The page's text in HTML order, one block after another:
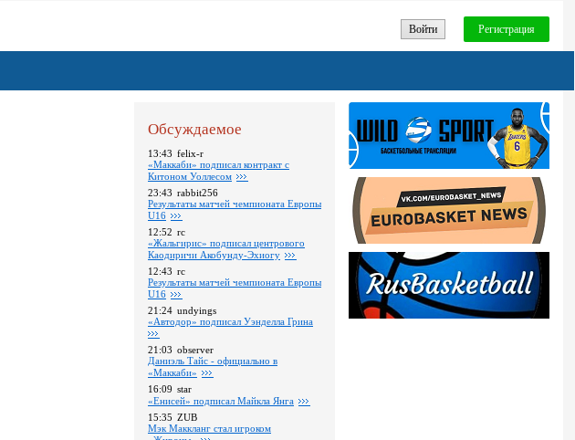
Войти Регистрация
Обсуждаемое
13:43 felix-r
«Маккаби» подписал контракт с
Китоном Уоллесом
23:43 rabbit256
Pезультаты матчей чемпионата Европы
U16
12:52 rc
«Жальгирис» подписал центрового
Каодиричи Акобунду-Эхиогу
12:43 rc
Pезультаты матчей чемпионата Европы
U16
21:24 undyings
«Автодор» подписал Уэнделла Грина
21:03 observer
Даниэль Тайс - официально в
«Маккаби»
16:09 star
«Енисей» подписал Майкла Янга
15:35 ZUB
Мэк Маккланг стал игроком